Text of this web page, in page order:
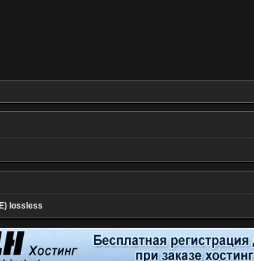
lossless